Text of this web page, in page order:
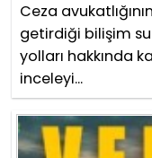
Ceza
getirdiği bilişim
yolları hakkında
inceleyi...